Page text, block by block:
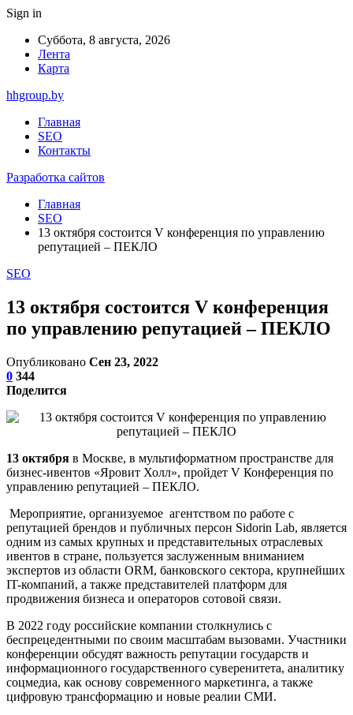
Sign in
Суббота, 8 августа, 2026
Лента
Карта
hhgroup.by
Главная
SEO
Контакты
Разработка сайтов
Главная
SEO
13 октября состоится V конференция по управлению
репутацией – ПЕКЛО
SEO
13 октября состоится V конференция
по управлению репутацией – ПЕКЛО
Опубликовано Сен 23, 2022
0 344
Поделится
13 октября в Москве, в мультиформатном пространстве для
бизнес-ивентов «Яровит Холл», пройдет V Конференция по
управлению репутацией – ПЕКЛО.
Мероприятие, организуемое агентством по работе с
репутацией брендов и публичных персон Sidorin Lab, является
одним из самых крупных и представительных отраслевых
ивентов в стране, пользуется заслуженным вниманием
экспертов из области ORM, банковского сектора, крупнейших
IT-компаний, а также представителей платформ для
продвижения бизнеса и операторов сотовой связи.
В 2022 году российские компании столкнулись с
беспрецедентными по своим масштабам вызовами. Участники
конференции обсудят важность репутации государств и
информационного государственного суверенитета, аналитику
соцмедиа, как основу современного маркетинга, а также
цифровую трансформацию и новые реалии СМИ.